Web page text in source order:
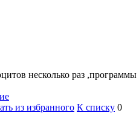
несколько раз
из избранного К списку 0